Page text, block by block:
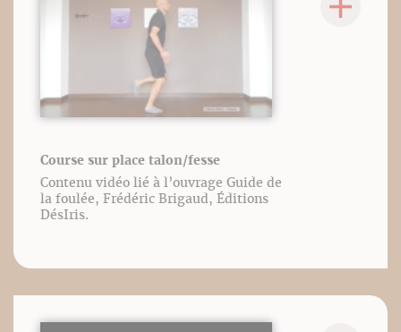
Course sur place talon/fesse
Contenu vidéo lié à l’ouvrage Guide de
la foulée, Frédéric Brigaud, Éditions
DésIris.